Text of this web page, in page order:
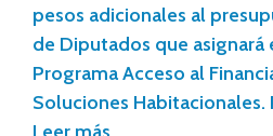
pesos adicionales al
de Diputados que
Programa Acceso al
Soluciones Habitacionales.